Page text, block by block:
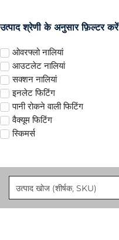
उत्पाद श्रेणी के अनुसार फ़िल्टर करें
ओवरफ्लो नालियां
आउटलेट नालियां
सक्शन नालियां
इनलेट फिटिंग
पानी रोकने वाली फिटिंग
वैक्यूम फिटिंग
स्किमर्स